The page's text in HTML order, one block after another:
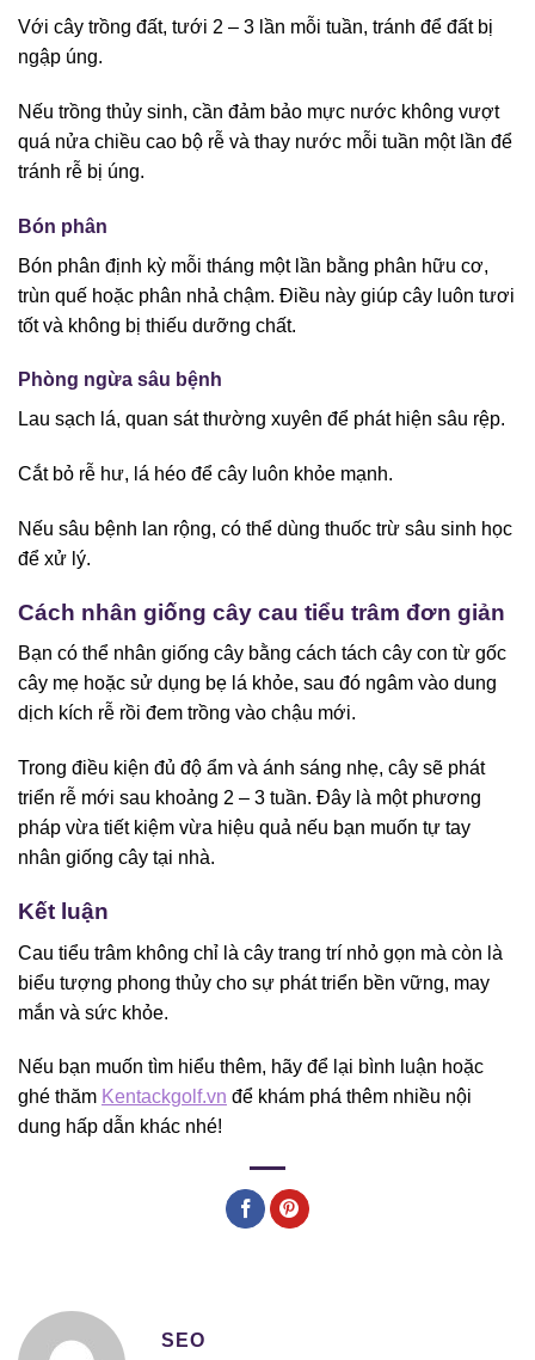
Với cây trồng đất, tưới 2 – 3 lần mỗi tuần, tránh để đất bị
ngập úng.
Nếu trồng thủy sinh, cần đảm bảo mực nước không vượt
quá nửa chiều cao bộ rễ và thay nước mỗi tuần một lần để
tránh rễ bị úng.
Bón phân
Bón phân định kỳ mỗi tháng một lần bằng phân hữu cơ,
trùn quế hoặc phân nhả chậm. Điều này giúp cây luôn tươi
tốt và không bị thiếu dưỡng chất.
Phòng ngừa sâu bệnh
Lau sạch lá, quan sát thường xuyên để phát hiện sâu rệp.
Cắt bỏ rễ hư, lá héo để cây luôn khỏe mạnh.
Nếu sâu bệnh lan rộng, có thể dùng thuốc trừ sâu sinh học
để xử lý.
Cách nhân giống cây cau tiểu trâm đơn giản
Bạn có thể nhân giống cây bằng cách tách cây con từ gốc
cây mẹ hoặc sử dụng bẹ lá khỏe, sau đó ngâm vào dung
dịch kích rễ rồi đem trồng vào chậu mới.
Trong điều kiện đủ độ ẩm và ánh sáng nhẹ, cây sẽ phát
triển rễ mới sau khoảng 2 – 3 tuần. Đây là một phương
pháp vừa tiết kiệm vừa hiệu quả nếu bạn muốn tự tay
nhân giống cây tại nhà.
Kết luận
Cau tiểu trâm không chỉ là cây trang trí nhỏ gọn mà còn là
biểu tượng phong thủy cho sự phát triển bền vững, may
mắn và sức khỏe.
Nếu bạn muốn tìm hiểu thêm, hãy để lại bình luận hoặc
ghé thăm Kentackgolf.vn để khám phá thêm nhiều nội
dung hấp dẫn khác nhé!
SEO